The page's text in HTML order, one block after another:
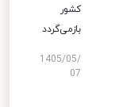
کشور
بازمی‌گردد
1405/05/
07